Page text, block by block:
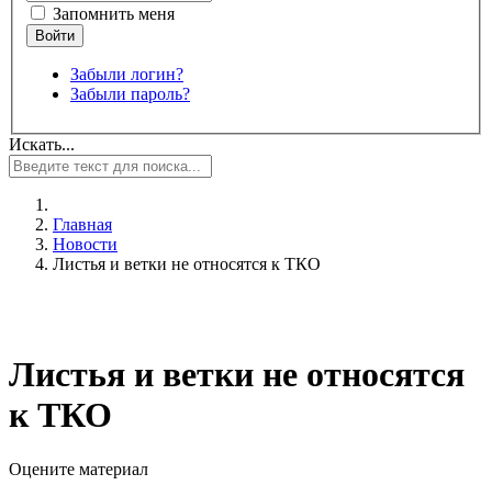
Запомнить меня
Забыли логин?
Забыли пароль?
Искать...
Главная
Новости
Листья и ветки не относятся к ТКО
Листья и ветки не относятся
к ТКО
Оцените материал